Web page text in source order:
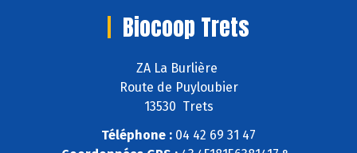
Biocoop Trets
ZA La Burlière
Route de Puyloubier
13530 Trets
Téléphone : 04 42 69 31 47